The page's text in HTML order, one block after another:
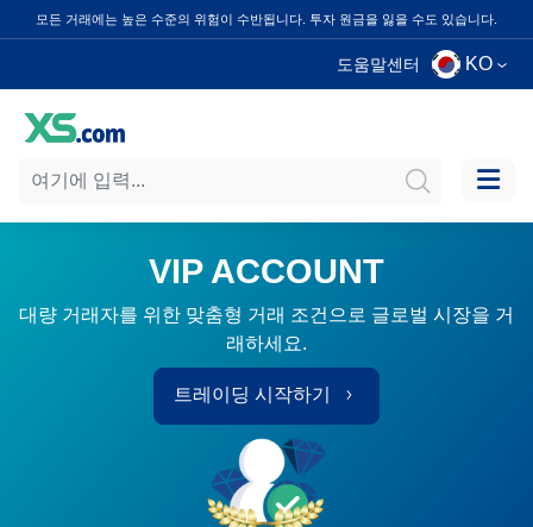
모든 거래에는 높은 수준의 위험이 수반됩니다. 투자 원금을 잃을 수도 있습니다.
도움말센터 KO
VIP ACCOUNT
대량 거래자를 위한 맞춤형 거래 조건으로 글로벌 시장을 거
래하세요.
트레이딩 시작하기